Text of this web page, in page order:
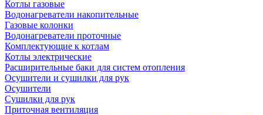
Котлы газовые
Водонагреватели накопительные
Газовые колонки
Водонагреватели проточные
Комплектующие к котлам
Котлы электрические
Расширительные баки для систем отопления
Осушители и сушилки для рук
Осушители
Сушилки для рук
Приточная вентиляция